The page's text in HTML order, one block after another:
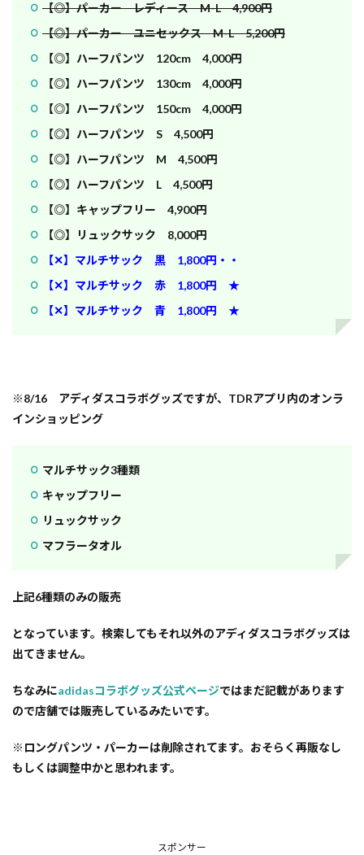
【◎】パーカー レディース M-L 4,900円
【◎】パーカー ユニセックス M-L 5,200円
【◎】ハーフパンツ 120cm 4,000円
【◎】ハーフパンツ 130cm 4,000円
【◎】ハーフパンツ 150cm 4,000円
【◎】ハーフパンツ S 4,500円
【◎】ハーフパンツ M 4,500円
【◎】ハーフパンツ L 4,500円
【◎】キャップフリー 4,900円
【◎】リュックサック 8,000円
【✕】マルチサック 黒 1,800円・・
【✕】マルチサック 赤 1,800円 ★
【✕】マルチサック 青 1,800円 ★
※8/16 アディダスコラボグッズですが、TDRアプリ内のオンラ
インショッピング
マルチサック3種類
キャップフリー
リュックサック
マフラータオル
上記6種類のみの販売
となっています。検索してもそれ以外のアディダスコラボグッズは
出てきません。
ちなみにadidasコラボグッズ公式ページではまだ記載があります
ので店舗では販売しているみたいです。
※ロングパンツ・パーカーは削除されてます。おそらく再販なし
もしくは調整中かと思われます。
スポンサー